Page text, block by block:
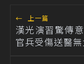
← 上一篇
漢光演習驚傳
官兵受傷送醫